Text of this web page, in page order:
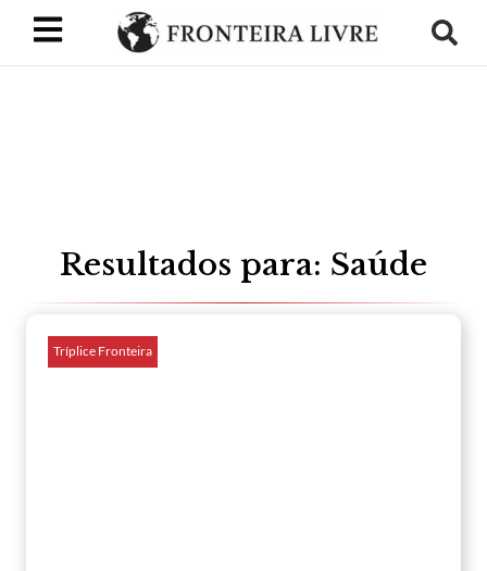
Resultados para: Saúde
Tríplice Fronteira